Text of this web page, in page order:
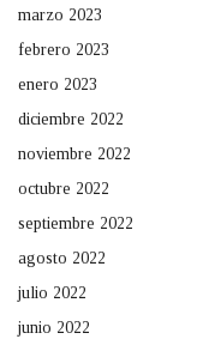
marzo 2023
febrero 2023
enero 2023
diciembre 2022
noviembre 2022
octubre 2022
septiembre 2022
agosto 2022
julio 2022
junio 2022